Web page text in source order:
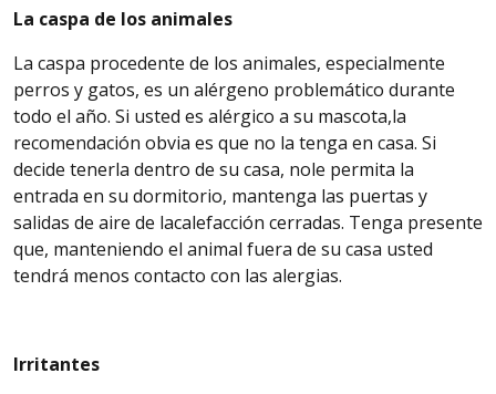
La caspa de los animales
La caspa procedente de los animales, especialmente
perros y gatos, es un alérgeno problemático durante
todo el año. Si usted es alérgico a su mascota,la
recomendación obvia es que no la tenga en casa. Si
decide tenerla dentro de su casa, nole permita la
entrada en su dormitorio, mantenga las puertas y
salidas de aire de lacalefacción cerradas. Tenga presente
que, manteniendo el animal fuera de su casa usted
tendrá menos contacto con las alergias.
Irritantes